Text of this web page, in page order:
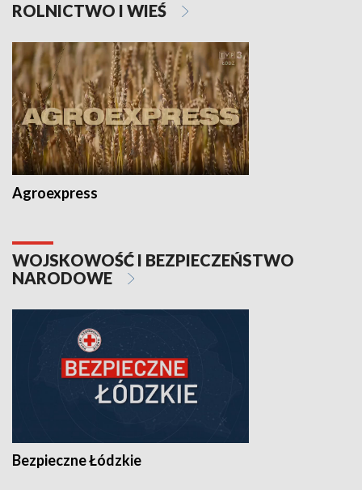
ROLNICTWO I WIEŚ
Agroexpress
WOJSKOWOŚĆ I BEZPIECZEŃSTWO
NARODOWE
Bezpieczne Łódzkie